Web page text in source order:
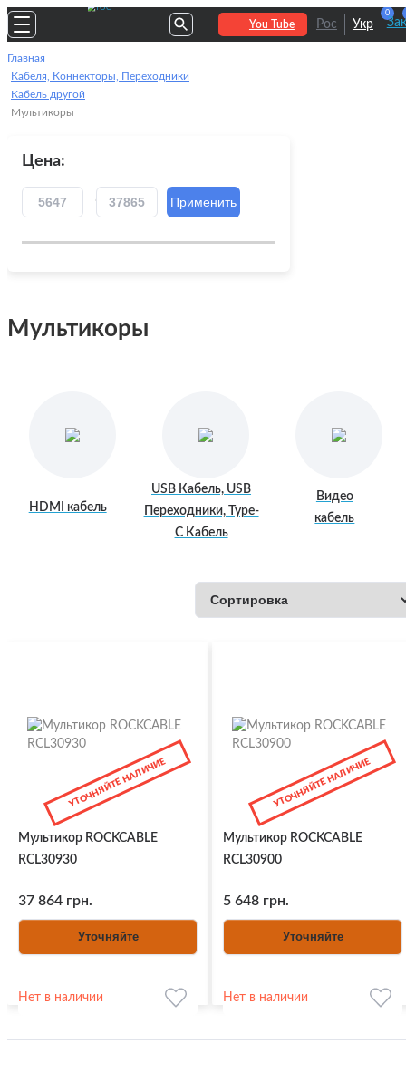
You Tube Рос Укр
0
Главная
Кабеля, Коннекторы, Переходники
Кабель другой
Мультикоры
Цена:
Мультикоры
HDMI кабель
USB Кабель, USB
Переходники, Type-
C Кабель
Видео
кабель
УТОЧНЯЙТЕ НАЛИЧИЕ
Мультикор ROCKCABLE
RCL30930
37 864 грн.
Уточняйте
Нет в наличии
УТОЧНЯЙТЕ НАЛИЧИЕ
Мультикор ROCKCABLE
RCL30900
5 648 грн.
Уточняйте
Нет в наличии